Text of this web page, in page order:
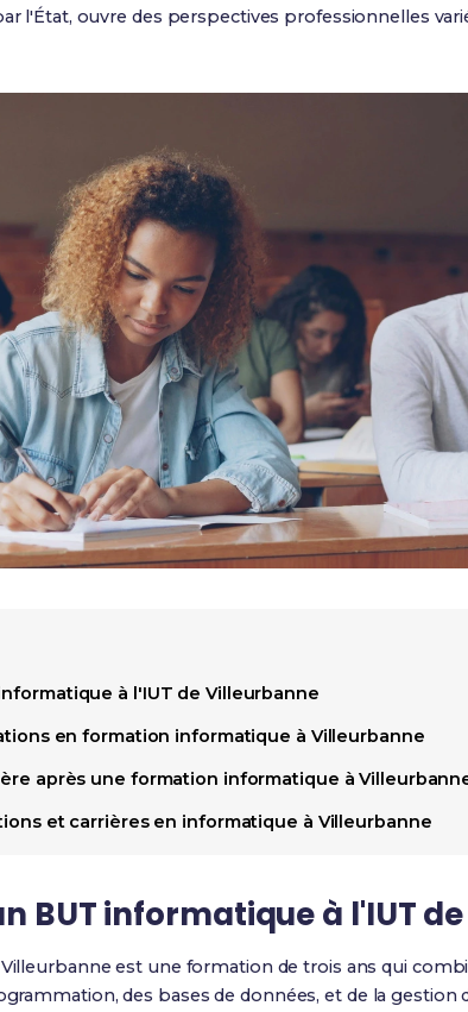
l'État, ouvre des perspectives professionnelles
à l'IUT de Villeurbanne
en formation informatique à Villeurbanne
après une formation informatique à
et carrières en informatique à Villeurbanne
BUT informatique à l'IUT
est une formation de trois ans qui
des bases de données, et de la gestion